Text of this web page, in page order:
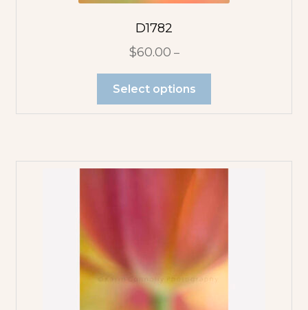
D1782
$60.00 –
Select options